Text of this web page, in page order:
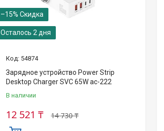
–15%
Осталось 2 дня
54874
Зарядное устройство Power Strip
Desktop Charger SVC 65W ac-222
В наличии
14 730 ₸
12 521 ₸